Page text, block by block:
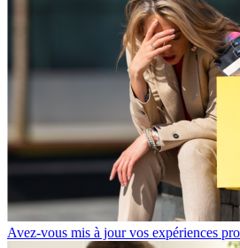
Avez-vous mis à jour vos expériences